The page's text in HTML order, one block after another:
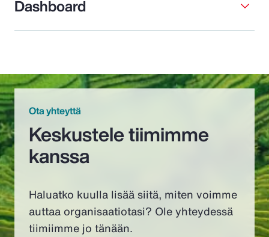
Dashboard
Ota yhteyttä
Keskustele tiimimme
kanssa
Haluatko kuulla lisää siitä, miten voimme
auttaa organisaatiotasi? Ole yhteydessä
tiimiimme jo tänään.